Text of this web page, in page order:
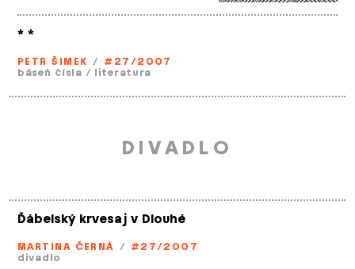
* *
PETR ŠIMEK / #27/2007
báseň čísla / literatura
DIVADLO
Ďábelský krvesaj v Dlouhé
MARTINA ČERNÁ / #27/2007
divadlo